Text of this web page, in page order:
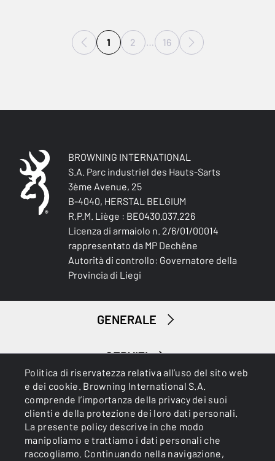
Politica di riservatezza relativa all’uso del sito web
e dei cookie. Browning International S.A.
comprende l’importanza della privacy dei suoi
clienti e della protezione dei loro dati personali.
La presente policy descrive in che modo
manipoliamo e trattiamo i dati personali che
raccogliamo. Continuando nella navigazione,
1 2 … 16
BROWNING INTERNATIONAL
S.A. Parc industriel des Hauts-Sarts
3ème Avenue, 25
B-4040, HERSTAL BELGIUM
R.P.M. Liège : BE0430.037.226
Licenza di armaiolo n. 2/6/01/00014
rappresentato da MP Dechêne
Autorità di controllo: Governatore della
Provincia di Liegi
GENERALE
SERVIZI